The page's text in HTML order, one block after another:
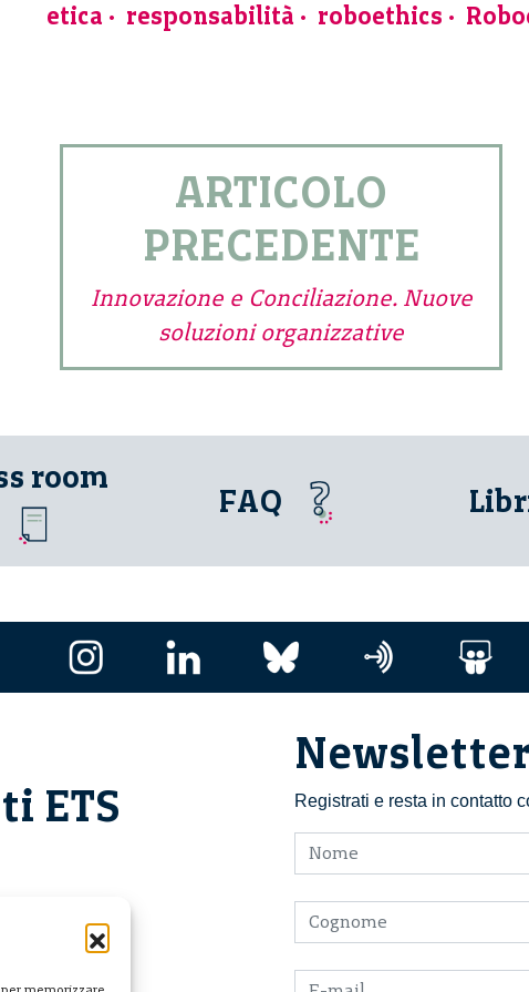
etica responsabilità roboethics
ARTICOLO
PRECEDENTE
Innovazione e Conciliazione. Nuove
soluzioni organizzative
room
FAQ
Registrati e resta in contatto
ETS